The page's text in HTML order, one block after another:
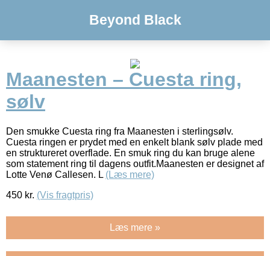
Beyond Black
Maanesten – Cuesta ring,
sølv
Den smukke Cuesta ring fra Maanesten i sterlingsølv.
Cuesta ringen er prydet med en enkelt blank sølv plade med
en struktureret overflade. En smuk ring du kan bruge alene
som statement ring til dagens outfit.Maanesten er designet af
Lotte Venø Callesen. L (Læs mere)
450 kr. (Vis fragtpris)
Læs mere »